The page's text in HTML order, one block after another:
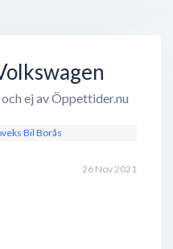
ej av Öppettider.nu
Bil Borås
26 Nov 2021